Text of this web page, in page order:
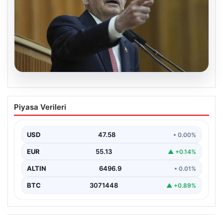
05.08.2026
Kılıçdaroğlu: Hesap sormaktan da
vermekten de çekinmeyiz
de çekinmeyiz", "content": "Cumhuriyet Halk Partisi
(CHP) Genel…
Piyasa Verileri
USD 47.58 • 0.00%
EUR 55.13 ▲ +0.14%
ALTIN 6496.9 • 0.01%
BTC 3071448 ▲ +0.89%